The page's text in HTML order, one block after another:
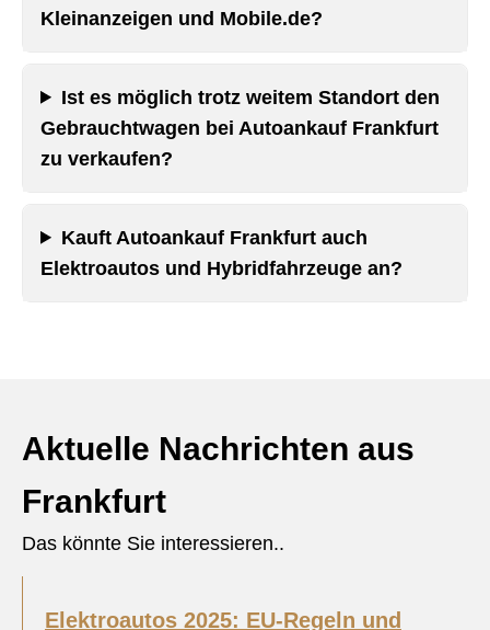
Kleinanzeigen und Mobile.de?
Ist es möglich trotz weitem Standort den
Gebrauchtwagen bei Autoankauf Frankfurt
zu verkaufen?
Kauft Autoankauf Frankfurt auch
Elektroautos und Hybridfahrzeuge an?
Aktuelle Nachrichten aus
Frankfurt
Das könnte Sie interessieren..
Elektroautos 2025: EU-Regeln und